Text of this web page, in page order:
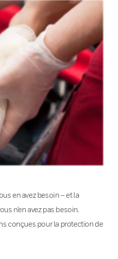
en avez besoin – et la
n’en avez pas besoin.
conçues pour la protection de